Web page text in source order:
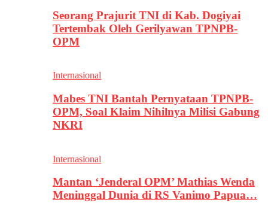
Seorang Prajurit TNI di Kab. Dogiyai
Tertembak Oleh Gerilyawan TPNPB-
OPM
Internasional
Mabes TNI Bantah Pernyataan TPNPB-
OPM, Soal Klaim Nihilnya Milisi Gabung
NKRI
Internasional
Mantan ‘Jenderal OPM’ Mathias Wenda
Meninggal Dunia di RS Vanimo Papua…